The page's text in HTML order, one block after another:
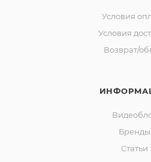
Условия
Условия
Возврат/
Бренды
Статьи